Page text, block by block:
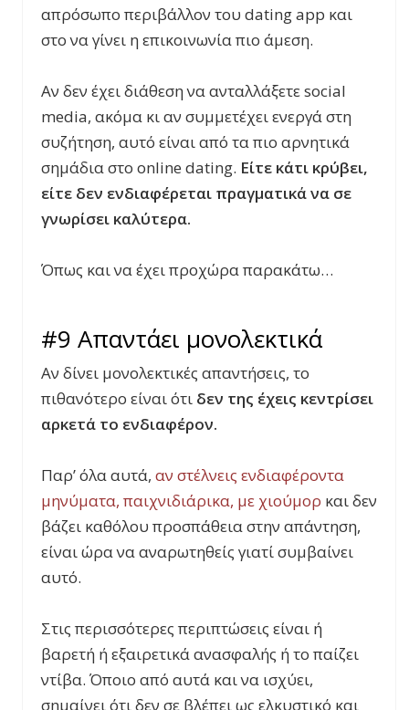
απρόσωπο περιβάλλον του dating app και
στο να γίνει η επικοινωνία πιο άμεση.
Αν δεν έχει διάθεση να ανταλλάξετε social
media, ακόμα κι αν συμμετέχει ενεργά στη
συζήτηση, αυτό είναι από τα πιο αρνητικά
σημάδια στο online dating. Είτε κάτι κρύβει,
είτε δεν ενδιαφέρεται πραγματικά να σε
γνωρίσει καλύτερα.
Όπως και να έχει προχώρα παρακάτω…
#9 Απαντάει μονολεκτικά
Αν δίνει μονολεκτικές απαντήσεις, το
πιθανότερο είναι ότι δεν της έχεις κεντρίσει
αρκετά το ενδιαφέρον.
Παρ’ όλα αυτά, αν στέλνεις ενδιαφέροντα
μηνύματα, παιχνιδιάρικα, με χιούμορ και δεν
βάζει καθόλου προσπάθεια στην απάντηση,
είναι ώρα να αναρωτηθείς γιατί συμβαίνει
αυτό.
Στις περισσότερες περιπτώσεις είναι ή
βαρετή ή εξαιρετικά ανασφαλής ή το παίζει
ντίβα. Όποιο από αυτά και να ισχύει,
σημαίνει ότι δεν σε βλέπει ως ελκυστικό και